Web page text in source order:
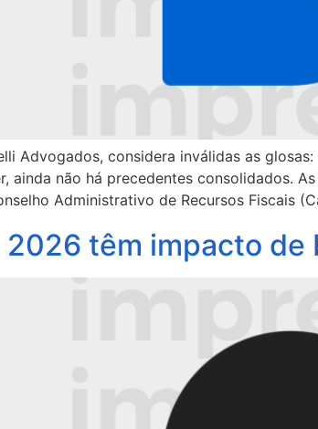
Advogados, considera inválidas as
ainda não há precedentes consolidados.
Administrativo de Recursos Fiscais
têm impacto de